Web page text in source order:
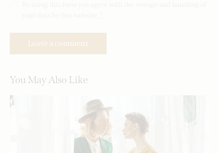
You May Also Like